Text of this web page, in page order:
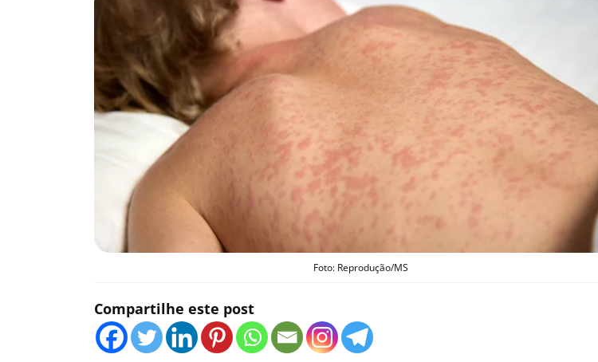
Foto: Reprodução/MS
Compartilhe este post